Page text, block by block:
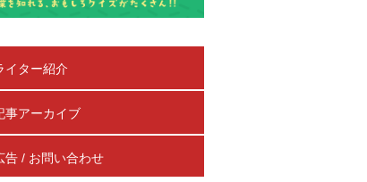
イター紹介
事アーカイブ
告 / お問い合わせ